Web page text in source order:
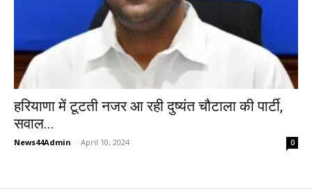
हरियाणा में टूटती नजर आ रही दुष्यंत चौटाला की पार्टी,
सवाल...
News44Admin - April 10, 2024 0